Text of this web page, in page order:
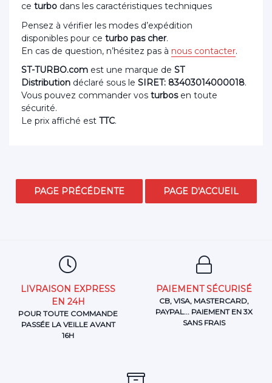
ce turbo dans les caractéristiques techniques
Pensez à vérifier les modes d’expédition
disponibles pour ce turbo pas cher.
En cas de question, n’hésitez pas à nous contacter.
ST-TURBO.com est une marque de ST
Distribution déclaré sous le SIRET: 83403014000018.
Vous pouvez commander vos turbosen toute
sécurité.
Le prix affiché est TTC.
LIVRAISON EXPRESS
EN 24H
POUR TOUTE COMMANDE
PASSÉE LA VEILLE AVANT
16H
PAIEMENT SÉCURISÉ
CB, VISA, MASTERCARD,
PAYPAL... PAIEMENT EN 3X
SANS FRAIS